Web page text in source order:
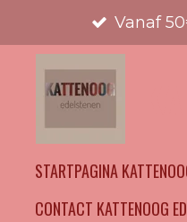
direct
Vanaf
STARTPAGINA
CONTACT KATTENOOG